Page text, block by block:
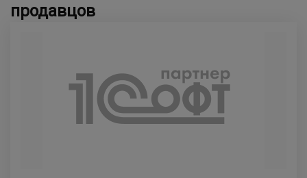
продавцов